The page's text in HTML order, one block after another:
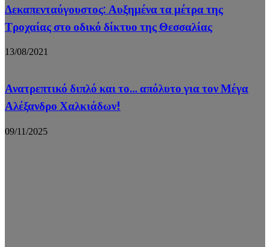
Δεκαπενταύγουστος: Αυξημένα τα μέτρα της
Τροχαίας στο οδικό δίκτυο της Θεσσαλίας
13/08/2021
Ανατρεπτικό διπλό και το… απόλυτο για τον Μέγα
Αλέξανδρο Χαλκιάδων!
09/11/2025